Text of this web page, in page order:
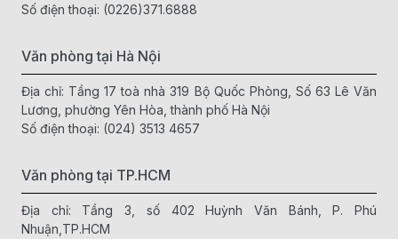
theo các bước sau:
Bật phần trên cùng của nắp ra, hướng đầu xay xuống
Vặn ngược chiều kim đồng hồ để bắt đầu xay.
Lọ xay tiêu Elmich có trục nghiền bằng lõi sứ, giúp xay tiêu,
hương vị tự nhiên. Bạn có thể điều chỉnh để cho ra các chế
độ xay thô hoặc xay mịn theo ý muốn.
Số điện thoại: (0226)371.6888
Văn phòng tại Hà Nội
Địa chỉ: Tầng 17 toà nhà 319 Bộ Quốc Phòng, Số 63 Lê Văn
Lương, phường Yên Hòa, thành phố Hà Nội
Số điện thoại: (024) 3513 4657
Văn phòng tại TP.HCM
Địa chỉ: Tầng 3, số 402 Huỳnh Văn Bánh, P. Phú
Nhuận,TP.HCM